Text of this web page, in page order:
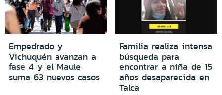
Empedrado y
Vichuquén avanzan a
fase 4 y el Maule
suma 63 nuevos casos
Familia realiza intensa
búsqueda para
encontrar a niña de 15
años desaparecida en
Talca